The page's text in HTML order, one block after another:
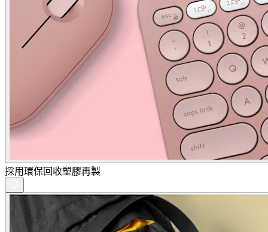
採用環保回收塑膠再製